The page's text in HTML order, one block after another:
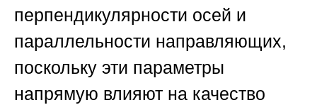
перпендикулярности осей и
параллельности направляющих,
поскольку эти параметры
напрямую влияют на качество